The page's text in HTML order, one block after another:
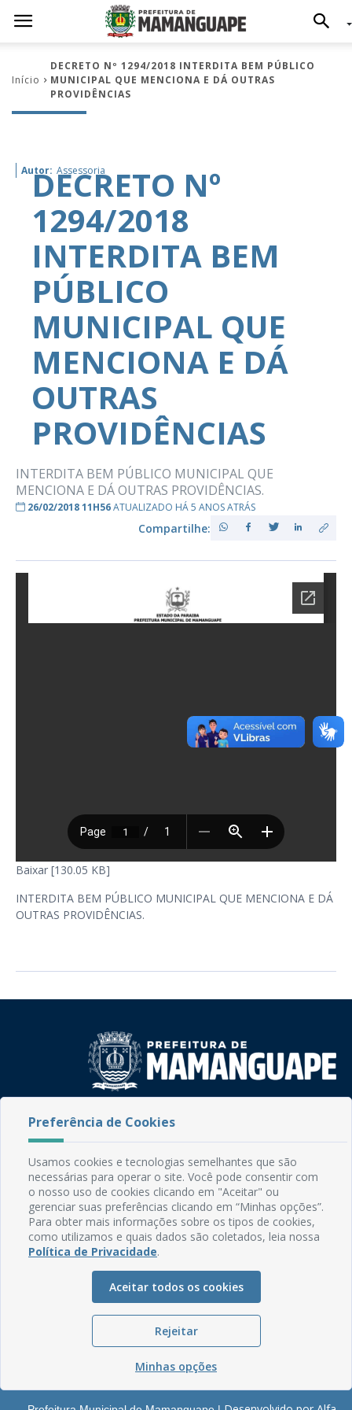
Início
DECRETO Nº 1294/2018 INTERDITA BEM PÚBLICO
MUNICIPAL QUE MENCIONA E DÁ OUTRAS
PROVIDÊNCIAS
Autor: Assessoria
DECRETO Nº
1294/2018
INTERDITA BEM
PÚBLICO
MUNICIPAL QUE
MENCIONA E DÁ
OUTRAS
PROVIDÊNCIAS
INTERDITA BEM PÚBLICO MUNICIPAL QUE
MENCIONA E DÁ OUTRAS PROVIDÊNCIAS.
26/02/2018 11H56ATUALIZADO HÁ 5 ANOS ATRÁS
Compartilhe:
Baixar [130.05 KB]
INTERDITA BEM PÚBLICO MUNICIPAL QUE MENCIONA E DÁ
OUTRAS PROVIDÊNCIAS.
Rua do Imperador, 78, Centro
Email: comunicacao@mamanguape.pb.gov.br
Expediente: Segunda à Sexta, das 08h às 13h
Mapa do Site
Perguntas frequentes
Glossário
Ouvidoria
Serviços Internos
Política de Privacidade
Preferência de Cookies
Usamos cookies e tecnologias semelhantes que são
necessárias para operar o site. Você pode consentir com
o nosso uso de cookies clicando em "Aceitar" ou
gerenciar suas preferências clicando em “Minhas opções”.
Para obter mais informações sobre os tipos de cookies,
como utilizamos e quais dados são coletados, leia nossa
Política de Privacidade.
Aceitar todos os cookies
Rejeitar
Minhas opções